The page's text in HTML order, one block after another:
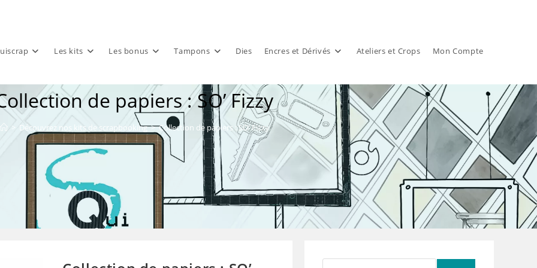
Les kits Les bonus Tampons Dies Encres et Dérivés Ateliers et Crops Mon Compte
de papiers : SO’ Fizzy
> Découvrez nos kits de scrapbooking > Collection de papiers : SO’ Fizzy